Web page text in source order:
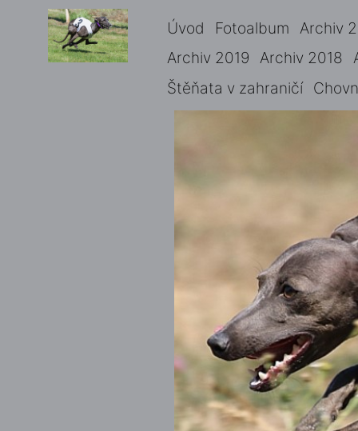
Úvod Fotoalbum
Archiv
Archiv 2019 Archiv 2018
Štěňata v zahraničí